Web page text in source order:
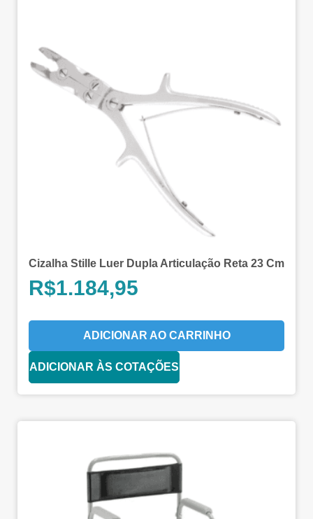
Cizalha Stille Luer Dupla Articulação Reta 23 Cm
R$1.184,95
ADICIONAR AO CARRINHO
ADICIONAR ÀS COTAÇÕES